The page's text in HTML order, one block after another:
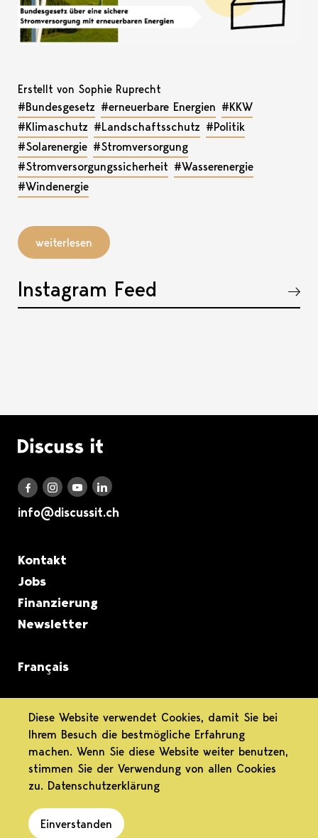
Erstellt von Sophie Ruprecht
#Bundesgesetz #erneuerbare Energien #KKW
#Klimaschutz #Landschaftsschutz #Politik
#Solarenergie #Stromversorgung
#Stromversorgungssicherheit #Wasserenergie
#Windenergie
weiterlesen
Instagram Feed
Akkordeon öffnen, bzw. schliessen
Logo Discuss it
Discuss it auf Facebook
Discuss it auf Instagram
Discuss it auf Youtube
Discuss it auf LinkedIn
info@discussit.ch
Metanavigation
Kontakt
Jobs
Finanzierung
Newsletter
Français
informiert.
differenziert.
engagiert.
Datenschutz Impressum
Diese Website verwendet Cookies, damit Sie bei
Ihrem Besuch die bestmögliche Erfahrung
machen. Wenn Sie diese Website weiter benutzen,
stimmen Sie der Verwendung von allen Cookies
zu. Datenschutzerklärung
Einverstanden